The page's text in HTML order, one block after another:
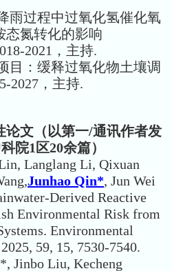
雨过程中过氧化氢催化氧
态氮转化的影响
2021，主持.
目：缓释过氧化物土壤调
2027，主持.
论文（以第一/通讯作者发
院1 区20余篇）
Langlang Li, Qixuan
Junhao Qin*, Jun Wei
Derived Reactive
Environmental Risk from
Environmental
59, 15, 7530-7540.
Jinbo Liu, Kecheng